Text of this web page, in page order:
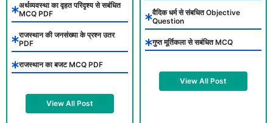
अर्थव्यवस्था का वृहत परिदृश्य से सबंधित
MCQ PDF
राजस्थान की जनसंख्या के प्रश्न उतर
PDF
राजस्थान का बजट MCQ PDF
View All Post
वैदिक धर्म से संबधित Objective
Question
गुप्त मूर्तिकला से सबंधित MCQ
View All Post